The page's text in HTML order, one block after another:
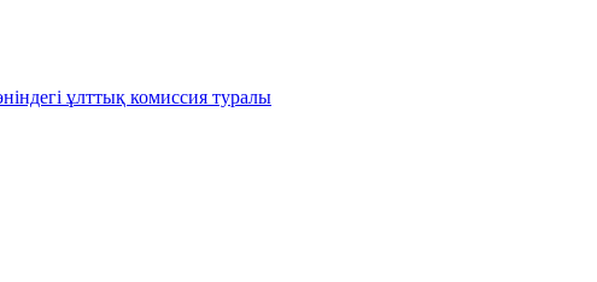
ұлттық комиссия туралы